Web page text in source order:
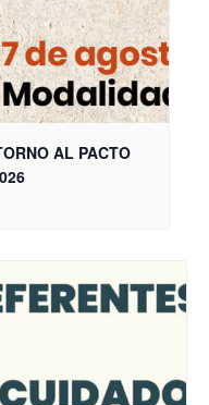
AL PACTO